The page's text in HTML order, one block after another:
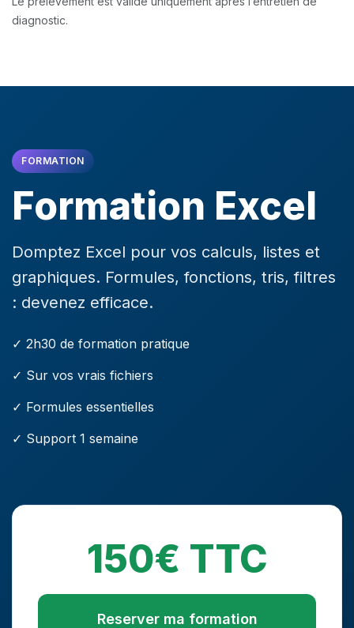
diagnostic.
FORMATION
Formation Excel
Domptez Excel pour vos calculs, listes et
graphiques. Formules, fonctions, tris, filtres
: devenez efficace.
✓ 2h30 de formation pratique
✓ Sur vos vrais fichiers
✓ Formules essentielles
✓ Support 1 semaine
150€ TTC
Reserver ma formation